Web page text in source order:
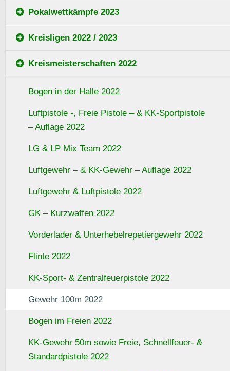
Pokalwettkämpfe 2023
Kreisligen 2022 / 2023
Kreismeisterschaften 2022
Bogen in der Halle 2022
Luftpistole -, Freie Pistole – & KK-Sportpistole
– Auflage 2022
LG & LP Mix Team 2022
Luftgewehr – & KK-Gewehr – Auflage 2022
Luftgewehr & Luftpistole 2022
GK – Kurzwaffen 2022
Vorderlader & Unterhebelrepetiergewehr 2022
Flinte 2022
KK-Sport- & Zentralfeuerpistole 2022
Gewehr 100m 2022
Bogen im Freien 2022
KK-Gewehr 50m sowie Freie, Schnellfeuer- &
Standardpistole 2022